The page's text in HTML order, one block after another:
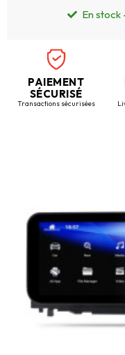
En
PAIEMENT
SÉCURISÉ
Transactions sécurisées